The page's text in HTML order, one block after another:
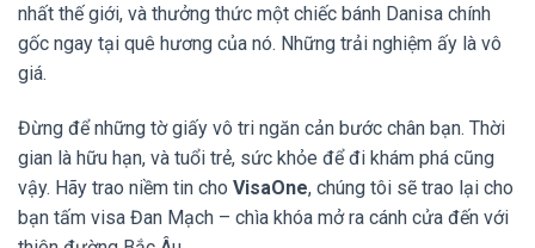
nhất thế giới, và thưởng thức một chiếc bánh Danisa chính
gốc ngay tại quê hương của nó. Những trải nghiệm ấy là vô
giá.
Đừng để những tờ giấy vô tri ngăn cản bước chân bạn. Thời
gian là hữu hạn, và tuổi trẻ, sức khỏe để đi khám phá cũng
vậy. Hãy trao niềm tin cho VisaOne, chúng tôi sẽ trao lại cho
bạn tấm visa Đan Mạch – chìa khóa mở ra cánh cửa đến với